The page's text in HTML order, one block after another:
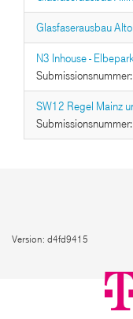
Glasfaserausbau
N3 Inhouse -
SW12 Regel Mainz
Version: d4fd9415